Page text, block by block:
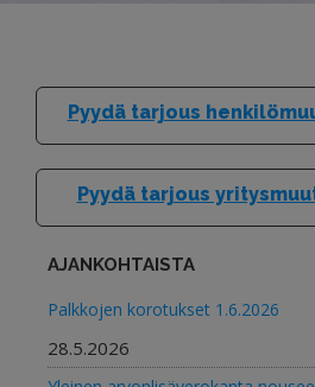
Pyydä tarjous
Pyydä tarjous
AJANKOHTAISTA
Palkkojen korotukset 1.6.2026
28.5.2026